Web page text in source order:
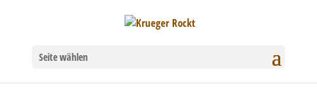
Seite wählen